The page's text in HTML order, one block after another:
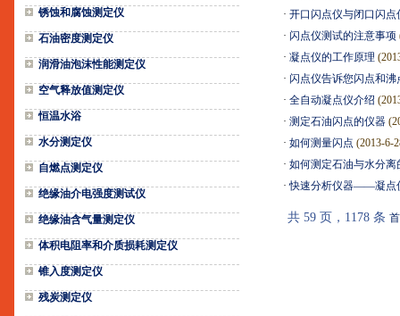
锈蚀和腐蚀测定仪
石油密度测定仪
润滑油泡沫性能测定仪
空气释放值测定仪
恒温水浴
水分测定仪
自燃点测定仪
绝缘油介电强度测试仪
绝缘油含气量测定仪
体积电阻率和介质损耗测定仪
锥入度测定仪
残炭测定仪
· 开口闪点仪与闭口闪点
· 闪点仪测试的注意事项
· 凝点仪的工作原理
· 闪点仪告诉您闪点和沸
· 全自动凝点仪介绍
· 测定石油闪点的仪器
· 如何测量闪点 (2013-6-
· 如何测定石油与水分离
·快速分析仪器——凝点
共 59 页，1178 条